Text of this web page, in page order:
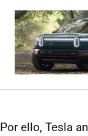
Por ello, Tesla